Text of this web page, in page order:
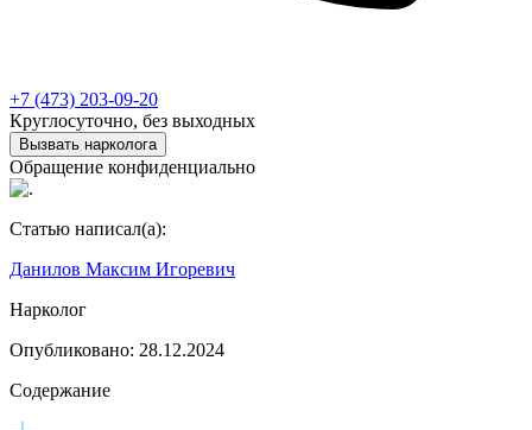
+7 (473) 203-09-20
Круглосуточно, без выходных
Вызвать нарколога
Обращение конфиденциально
Статью написал(а):
Данилов Максим Игоревич
Нарколог
Опубликовано: 28.12.2024
Содержание